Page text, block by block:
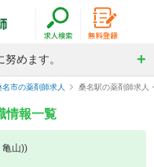
めます。
名市の薬剤師求人 桑名駅の薬剤師求人
情報一覧
亀山))